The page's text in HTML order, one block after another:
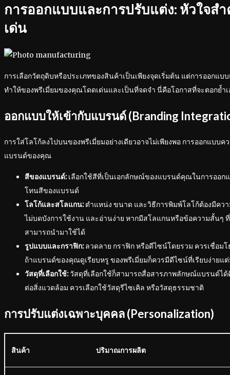
การออกแบบและการปรับแต่ง: หัวใจส
เด่น
การเลือกวัตถุดิบหรือประเภทของสินค้าเป็นเพียงจุดเริ่มต้น แต่การออกแบ
ทำให้ของพรีเมี่ยมของคุณโดดเด่นและเป็นที่จดจำ นี่คือโอกาสที่จะตอกย้
ออกแบบให้เข้ากับแบรนด์ (Branding
การใส่โลโก้ลงไปบนของพรีเมี่ยมอย่างเดียวอาจไม่เพียงพอ การออกแบบ
แบรนด์ของคุณ
สีของแบรนด์:เลือกใช้สีที่เป็นเอกลักษณ์ของแบรนด์คุณในการออก
โทนสีของแบรนด์
โลโก้และสโลแกน:ตำแหน่ง ขนาด และวิธีการพิมพ์โลโก้ต้องมีควา
ไม่บดบังการใช้งาน และอ่านง่าย หากมีสโลแกนหรือข้อความสั้นๆ
สามารถนำมาใช้ได้
รูปแบบและกราฟิก:ลวดลาย กราฟิก หรือดีไซน์โดยรวม ควรเชื่อม
ถ้าแบรนด์ของคุณดูเรียบหรู ของพรีเมี่ยมก็ควรมีดีไซน์ที่เรียบง่ายแ
วัสดุที่เลือกใช้:วัสดุที่เลือกใช้ก็สามารถสื่อสารภาพลักษณ์แบรนด์ไ
ต่อสิ่งแวดล้อม ควรเลือกใช้วัสดุรีไซเคิล หรือวัสดุธรรมชาติ
การปรับแต่งเฉพาะบุคคล (Personalization)
สินค้า ปริมาณการผลิต